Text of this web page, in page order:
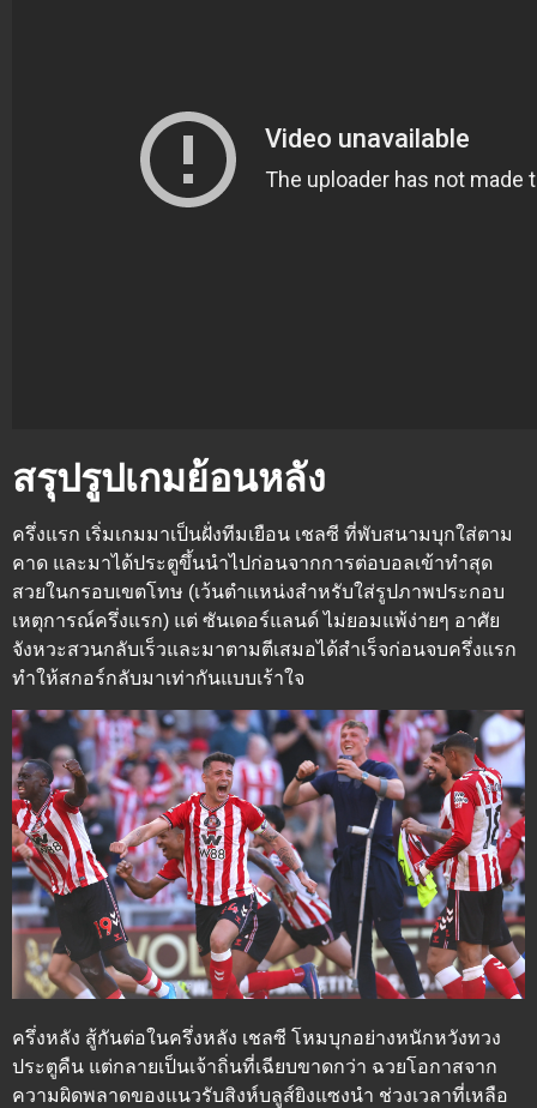
สรุปรูปเกมย้อนหลัง
ครึ่งแรก เริ่มเกมมาเป็นฝั่งทีมเยือน เชลซี ที่พับสนามบุกใส่ตาม
คาด และมาได้ประตูขึ้นนำไปก่อนจากการต่อบอลเข้าทำสุด
สวยในกรอบเขตโทษ (เว้นตำแหน่งสำหรับใส่รูปภาพประกอบ
เหตุการณ์ครึ่งแรก) แต่ ซันเดอร์แลนด์ ไม่ยอมแพ้ง่ายๆ อาศัย
จังหวะสวนกลับเร็วและมาตามตีเสมอได้สำเร็จก่อนจบครึ่งแรก
ทำให้สกอร์กลับมาเท่ากันแบบเร้าใจ
ครึ่งหลัง สู้กันต่อในครึ่งหลัง เชลซี โหมบุกอย่างหนักหวังทวง
ประตูคืน แต่กลายเป็นเจ้าถิ่นที่เฉียบขาดกว่า ฉวยโอกาสจาก
ความผิดพลาดของแนวรับสิงห์บลูส์ยิงแซงนำ ช่วงเวลาที่เหลือ